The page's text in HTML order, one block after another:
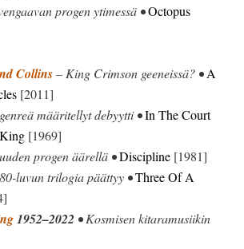
progen ytimessä •Octopus
Collins– King Crimson geeneissä? •A
[2011]
määritellyt debyytti •In The Court
[1969]
progen äärellä •Discipline [1981]
luvun trilogia päättyy •Three Of A
1952–2022 • Kosmisen kitaramusiikin